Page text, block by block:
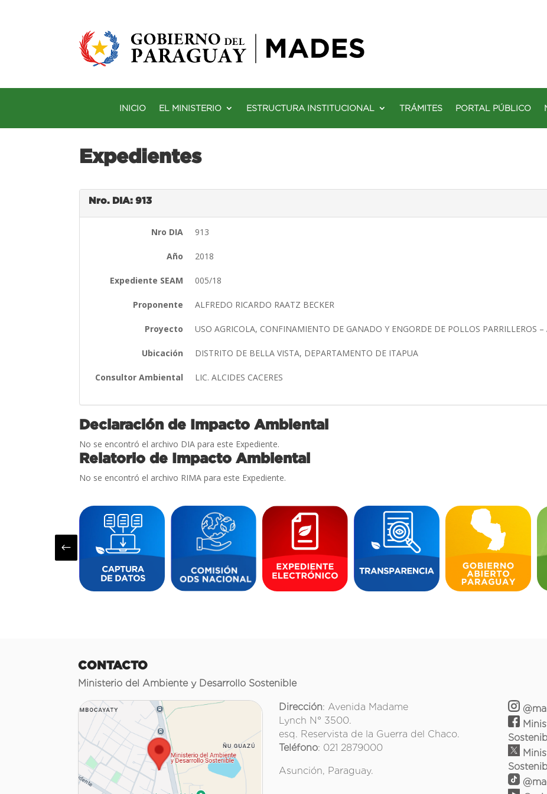
INICIO EL MINISTERIO ESTRUCTURA INSTITUCIONAL TRÁMITES PORTAL PÚBLICO
Expedientes
Nro. DIA: 913
Nro DIA 913
Año 2018
Expediente SEAM 005/18
Proponente ALFREDO RICARDO RAATZ BECKER
Proyecto USO AGRICOLA, CONFINAMIENTO DE GANADO Y ENGORDE DE POLLOS PARRILLEROS
Ubicación DISTRITO DE BELLA VISTA, DEPARTAMENTO DE ITAPUA
Consultor Ambiental LIC. ALCIDES CACERES
Declaración de Impacto Ambiental
No se encontró el archivo DIA para este Expediente.
Relatorio de Impacto Ambiental
No se encontró el archivo RIMA para este Expediente.
#
CONTACTO
Ministerio del Ambiente y Desarrollo Sostenible
Dirección: Avenida Madame
Lynch N° 3500.
esq. Reservista de la Guerra del Chaco.
Teléfono: 021 2879000
Asunción, Paraguay.